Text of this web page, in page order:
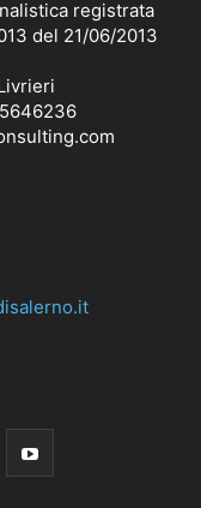
registrata
del 21/06/2013